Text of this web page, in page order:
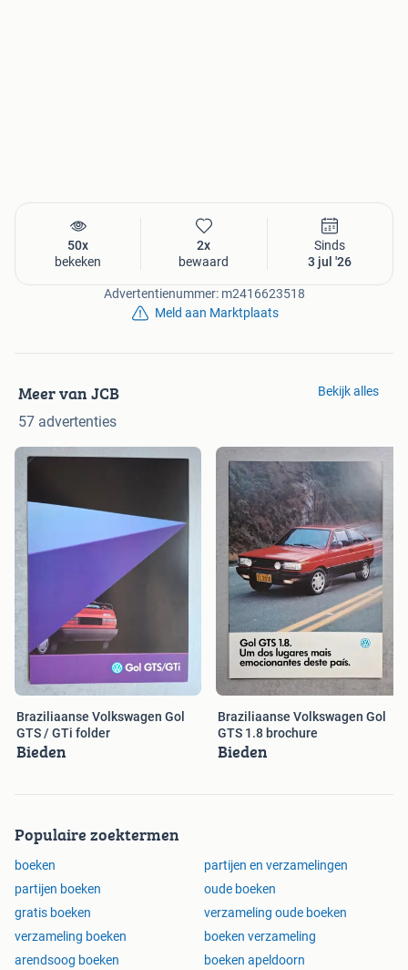
50x
bekeken
2x
bewaard
Sinds
3 jul '26
Advertentienummer: m2416623518
Meld aan Marktplaats
Meer van JCB
57 advertenties
Bekijk alles
Braziliaanse Volkswagen Gol
GTS / GTi folder
Bieden
Braziliaanse Volkswagen Gol
GTS 1.8 brochure
Bieden
Populaire zoektermen
boeken
partijen en verzamelingen
partijen boeken
oude boeken
gratis boeken
verzameling oude boeken
verzameling boeken
boeken verzameling
arendsoog boeken
boeken apeldoorn